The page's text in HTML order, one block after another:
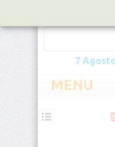
7
MENU
HTML